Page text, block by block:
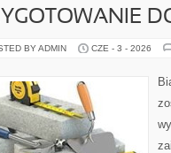
BY ADMIN CZE - 3 - 2026